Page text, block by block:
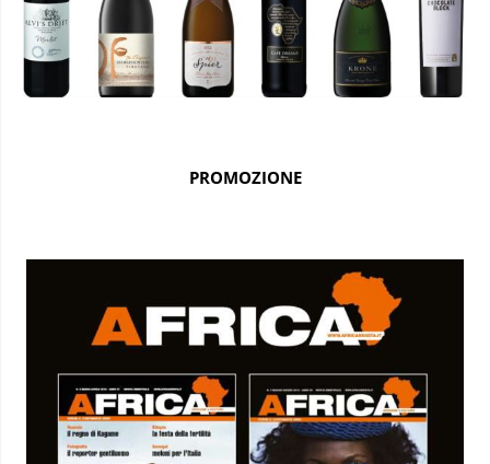
PROMOZIONE